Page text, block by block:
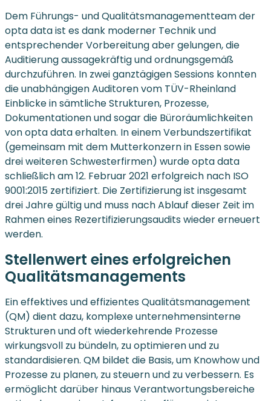
Dem Führungs- und Qualitätsmanagementteam der
opta data ist es dank moderner Technik und
entsprechender Vorbereitung aber gelungen, die
Auditierung aussagekräftig und ordnungsgemäß
durchzuführen. In zwei ganztägigen Sessions konnten
die unabhängigen Auditoren vom TÜV-Rheinland
Einblicke in sämtliche Strukturen, Prozesse,
Dokumentationen und sogar die Büroräumlichkeiten
von opta data erhalten. In einem Verbundszertifikat
(gemeinsam mit dem Mutterkonzern in Essen sowie
drei weiteren Schwesterfirmen) wurde opta data
schließlich am 12. Februar 2021 erfolgreich nach ISO
9001:2015 zertifiziert. Die Zertifizierung ist insgesamt
drei Jahre gültig und muss nach Ablauf dieser Zeit im
Rahmen eines Rezertifizierungsaudits wieder erneuert
werden.
Stellenwert eines erfolgreichen
Qualitätsmanagements
Ein effektives und effizientes Qualitätsmanagement
(QM) dient dazu, komplexe unternehmensinterne
Strukturen und oft wiederkehrende Prozesse
wirkungsvoll zu bündeln, zu optimieren und zu
standardisieren. QM bildet die Basis, um Knowhow und
Prozesse zu planen, zu steuern und zu verbessern. Es
ermöglicht darüber hinaus Verantwortungsbereiche